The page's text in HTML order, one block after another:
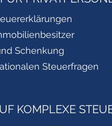
Schenkung
Steuerfragen
KOMPLEXE